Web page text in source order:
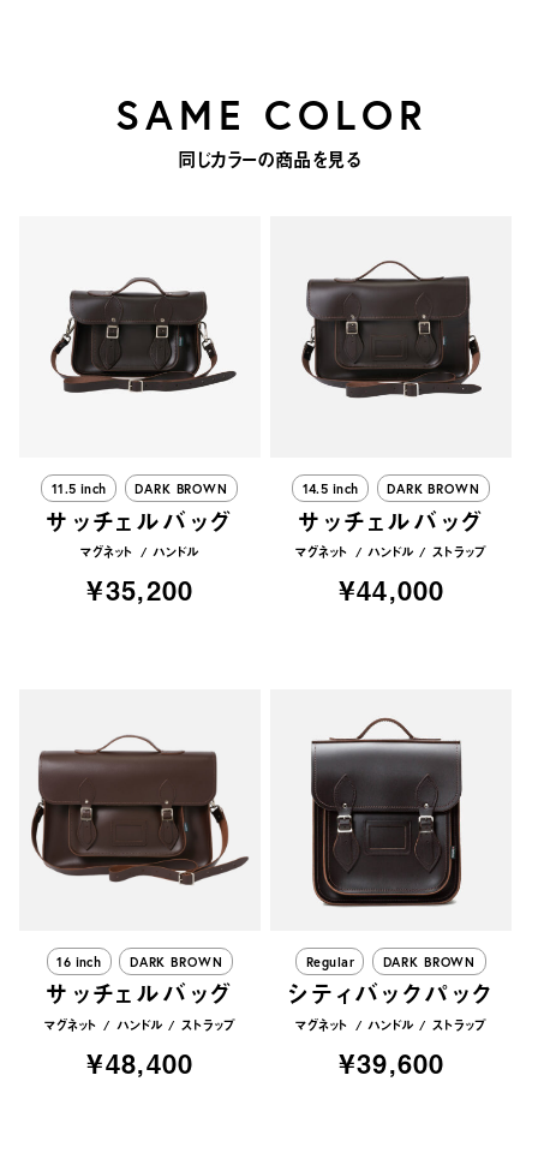
SAME COLOR
同じカラーの商品を見る
11.5 inch DARK BROWN
サッチェルバッグ
マグネット ハンドル
¥35,200
14.5 inch DARK BROWN
サッチェルバッグ
マグネット ハンドル ストラップ
¥44,000
16 inch DARK BROWN
サッチェルバッグ
マグネット ハンドル ストラップ
¥48,400
Regular DARK BROWN
シティバックパック
マグネット ハンドル ストラップ
¥39,600